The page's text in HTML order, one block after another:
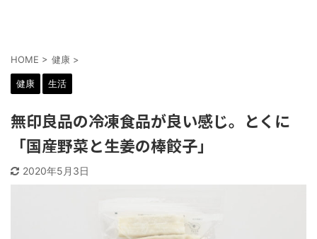
HOME > 健康 >
健康 生活
無印良品の冷凍食品が良い感じ。とくに
「国産野菜と生姜の棒餃子」
2020年5月3日